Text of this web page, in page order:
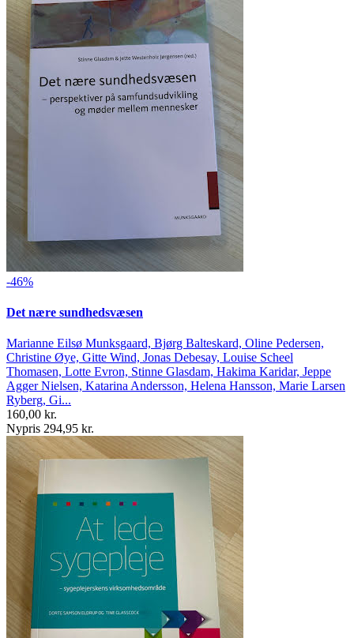
-46%
Det nære sundhedsvæsen
Marianne Eilsø Munksgaard, Bjørg Balteskard, Oline Pedersen,
Christine Øye, Gitte Wind, Jonas Debesay, Louise Scheel
Thomasen, Lotte Evron, Stinne Glasdam, Hakima Karidar, Jeppe
Agger Nielsen, Katarina Andersson, Helena Hansson, Marie Larsen
Ryberg, Gi...
160,00 kr.
Nypris 294,95 kr.